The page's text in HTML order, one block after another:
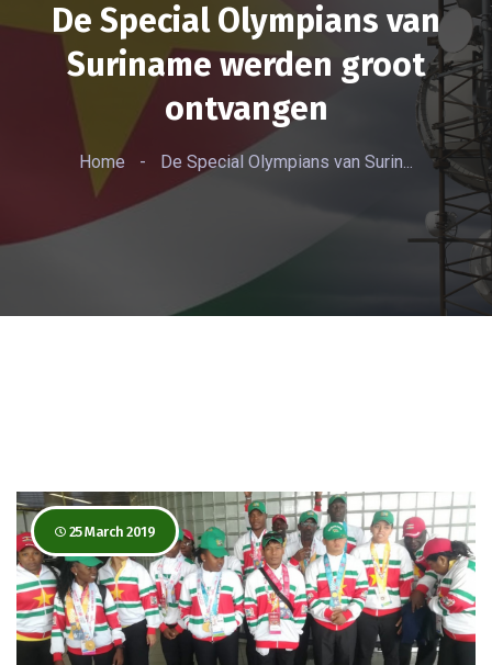
De Special Olympians van
Suriname werden groot
ontvangen
Home - De Special Olympians van Surin...
25 March 2019